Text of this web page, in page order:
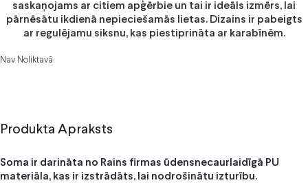
saskaņojams ar citiem apģērbie un tai ir ideāls izmērs, lai
pārnēsātu ikdienā nepieciešamās lietas. Dizains ir pabeigts
ar regulējamu siksnu, kas piestiprināta ar karabīnēm.
Nav Noliktavā
Produkta Apraksts
Soma ir darināta no Rains firmas ūdensnecaurlaidīgā PU
materiāla, kas ir izstrādāts, lai nodrošinātu izturību.